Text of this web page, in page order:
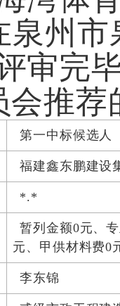
泉州市
审完
推荐
第一中标候选人
福建鑫东鹏建设
*.*
暂列金额0元、
元 、甲供材料费0
李东锦